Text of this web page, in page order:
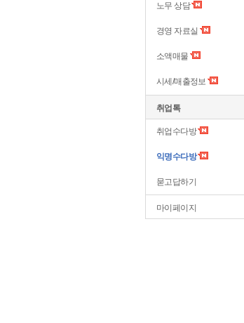
노무 상담
경영 자료실
소액매물
시세/매출정보
취업톡
취업수다방
익명수다방
묻고답하기
마이페이지